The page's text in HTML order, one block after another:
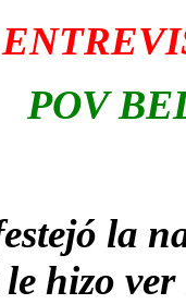
POV
la
hizo